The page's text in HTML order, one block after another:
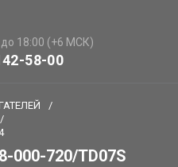
18:00 (+6 МСК)
58-00
/
/
000-720/TD07S